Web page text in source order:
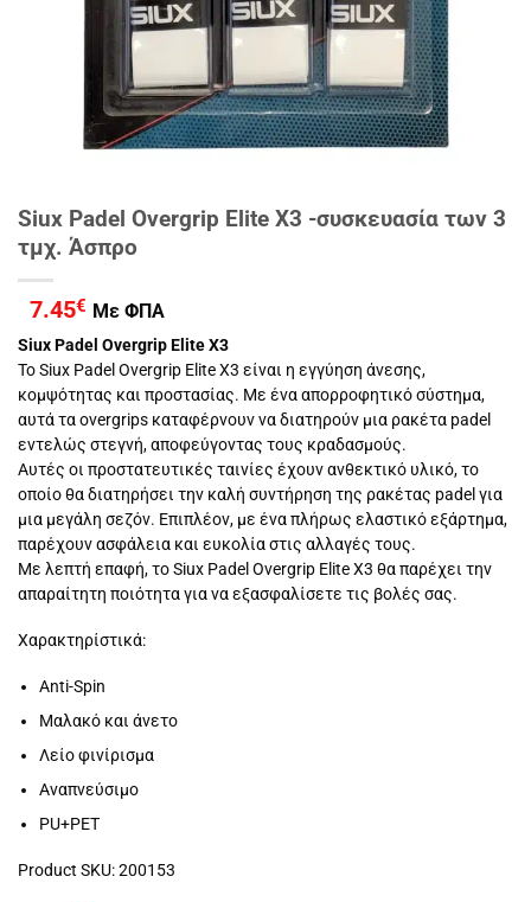
Siux Padel Overgrip Elite X3 -συσκευασία των 3
τμχ. Άσπρο
7.45€ Με ΦΠΑ
Siux Padel Overgrip Elite X3
Το Siux Padel Overgrip Elite X3 είναι η εγγύηση άνεσης,
κομψότητας και προστασίας. Με ένα απορροφητικό σύστημα,
αυτά τα overgrips καταφέρνουν να διατηρούν μια ρακέτα padel
εντελώς στεγνή, αποφεύγοντας τους κραδασμούς.
Αυτές οι προστατευτικές ταινίες έχουν ανθεκτικό υλικό, το
οποίο θα διατηρήσει την καλή συντήρηση της ρακέτας padel για
μια μεγάλη σεζόν. Επιπλέον, με ένα πλήρως ελαστικό εξάρτημα,
παρέχουν ασφάλεια και ευκολία στις αλλαγές τους.
Με λεπτή επαφή, το Siux Padel Overgrip Elite X3 θα παρέχει την
απαραίτητη ποιότητα για να εξασφαλίσετε τις βολές σας.
Χαρακτηρίστικά:
Anti-Spin
Μαλακό και άνετο
Λείο φινίρισμα
Αναπνεύσιμο
PU+PET
Product SKU: 200153